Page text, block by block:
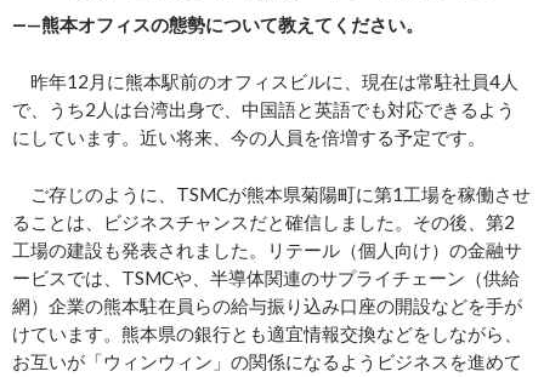
―—熊本オフィスの態勢について教えてください。
昨年12月に熊本駅前のオフィスビルに、現在は常駐社員4人
で、うち2人は台湾出身で、中国語と英語でも対応できるよう
にしています。近い将来、今の人員を倍増する予定です。
ご存じのように、TSMCが熊本県菊陽町に第1工場を稼働させ
ることは、ビジネスチャンスだと確信しました。その後、第2
工場の建設も発表されました。リテール（個人向け）の金融サ
ービスでは、TSMCや、半導体関連のサプライチェーン（供給
網）企業の熊本駐在員らの給与振り込み口座の開設などを手が
けています。熊本県の銀行とも適宜情報交換などをしながら、
お互いが「ウィンウィン」の関係になるようビジネスを進めて